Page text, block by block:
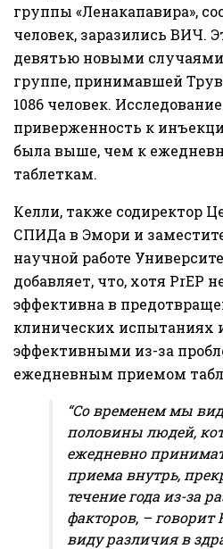
группы «Ленакапавира»,
человек, заразились ВИЧ.
девятью новыми
группе, принимавшей
1086 человек.
приверженность к
была выше, чем к
таблеткам.
Келли, также содиректор
СПИДа в Эмори и
научной работе
добавляет, что, хотя PrEP
эффективна в
клинических испытаниях
эффективными из-за
ежедневным приемом
“Со временем мы
половины людей,
ежедневно
приема внутрь,
течение года из-за
факторов, – говорит
виду различия в